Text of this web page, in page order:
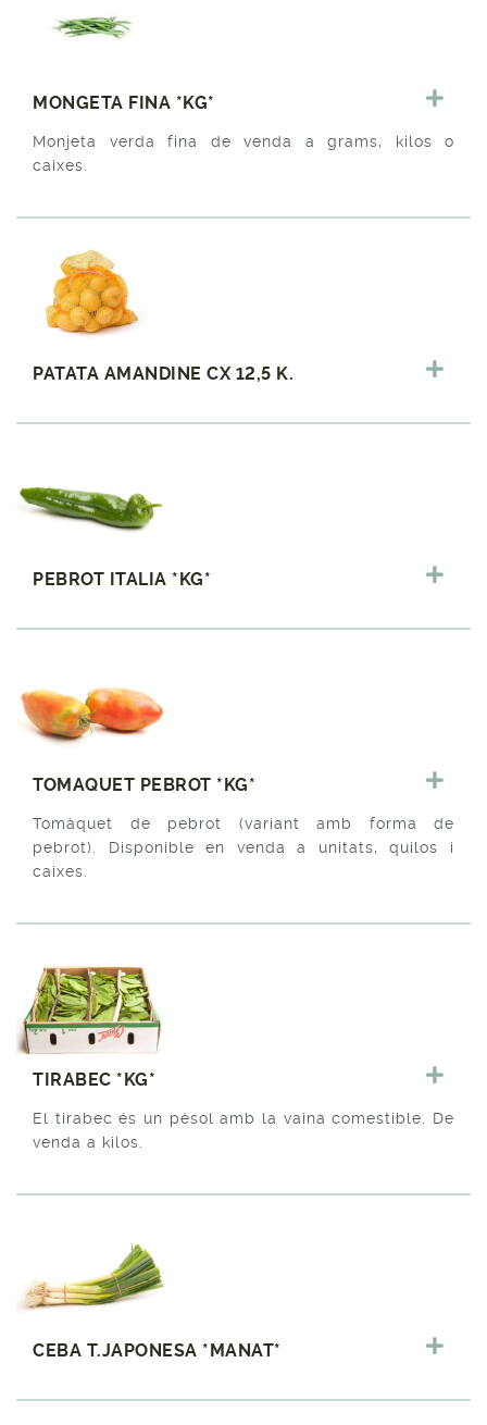
MONGETA FINA *KG*
Monjeta verda fina de venda a grams, kilos o
caixes.
PATATA AMANDINE CX 12,5 K.
PEBROT ITALIA *KG*
TOMAQUET PEBROT *KG*
Tomàquet de pebrot (variant amb forma de
pebrot). Disponible en venda a unitats, quilos i
caixes.
TIRABEC *KG*
El tirabec és un pèsol amb la vaina comestible. De
venda a kilos.
CEBA T.JAPONESA *MANAT*